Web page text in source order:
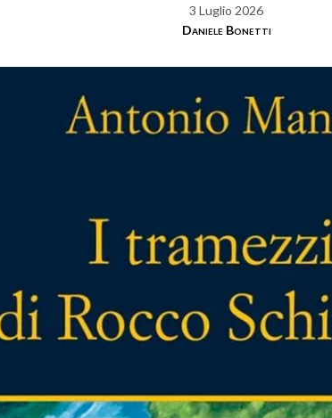
3 Luglio 2026
Daniele Bonetti